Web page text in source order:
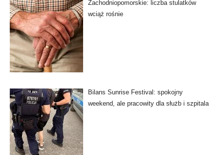
Zachodniopomorskie: liczba stulatków
wciąż rośnie
Bilans Sunrise Festival: spokojny
weekend, ale pracowity dla służb i szpitala